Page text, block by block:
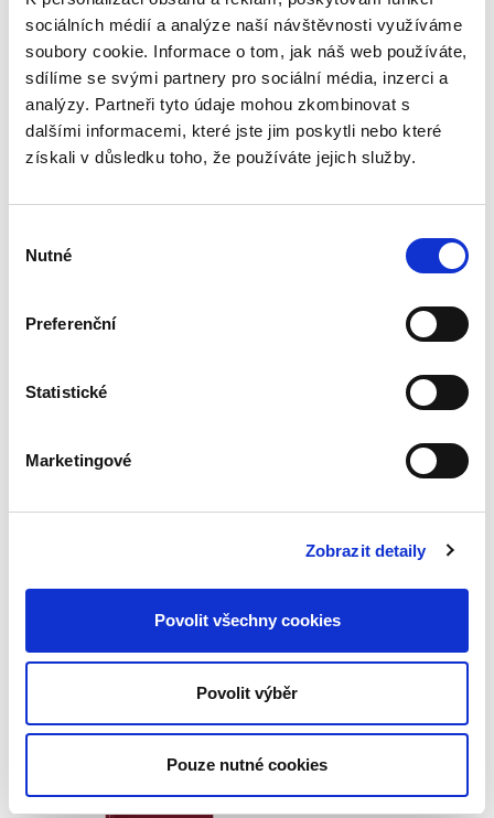
sociálních médií a analýze naší návštěvnosti využíváme
soubory cookie. Informace o tom, jak náš web používáte,
sdílíme se svými partnery pro sociální média, inzerci a
analýzy. Partneři tyto údaje mohou zkombinovat s
dalšími informacemi, které jste jim poskytli nebo které
získali v důsledku toho, že používáte jejich služby.
souhlasu
Nutné
Preferenční
Statistické
Marketingové
Zobrazit detaily
Povolit všechny cookies
Povolit výběr
Pouze nutné cookies
Právo Evropské unie v dnešní době významně
ovlivňuje bezmála všechna odvětví českého
právního řádu. Základem pro správný výklad
práva EU a porozumění korelaci mezi českým
právním řádem a právem EU...
390,00 Kč
nabízí praktický výklad všech aspektů, které s
zdánlivém a neplatném...
Výklad
mezinárodních
smluv